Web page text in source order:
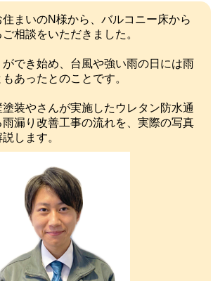
まいのN様から、バルコニー床から
相談をいただきました。
でき始め、台風や強い雨の日には雨
あったとのことです。
装やさんが実施したウレタン防水通
漏り改善工事の流れを、実際の写真
します。